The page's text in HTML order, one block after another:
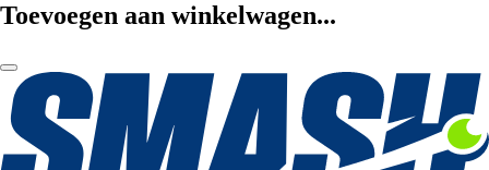
Toevoegen aan winkelwagen...